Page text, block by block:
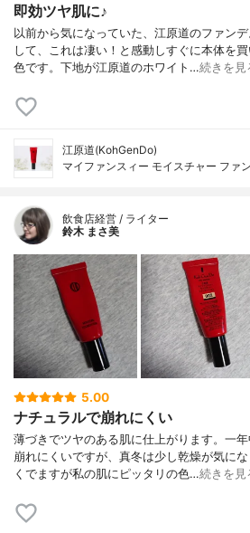
即効ツヤ肌に♪
以前から気になっていた、江原道のファン
して、これは凄い！と感動しすぐに本体を
色です。下地が江原道のホワイト…続きを見
江原道(KohGenDo)
マイファンスィー モイスチャー ファ
飲食店経営 / ライター
鈴木 まさ美
5.00
ナチュラルで崩れにくい
薄づきでツヤのある肌に仕上がります。一
崩れにくいですが、真冬は少し乾燥が気に
くでますが私の肌にピッタリの色…続きを見